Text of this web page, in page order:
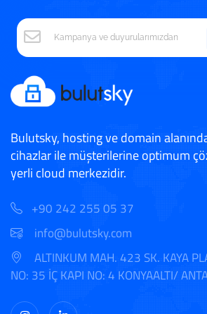
Bulutsky, hosting ve domain
cihazlar ile müşterilerine optimum
yerli cloud merkezidir.
+90 242 255 05 37
info@bulutsky.com
ALTINKUM MAH. 423 SK. KAYA
NO: 35 İÇ KAPI NO: 4 KONYAALTI/